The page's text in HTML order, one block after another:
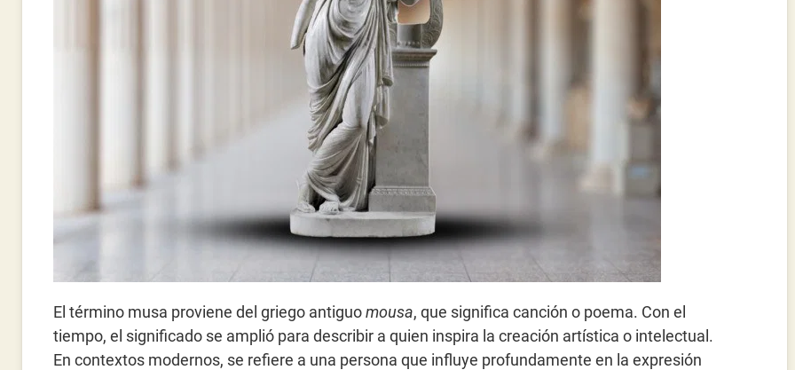
El término musa proviene del griego antiguomousa, que significa canción o poema. Con el
tiempo, el significado se amplió para describir a quien inspira la creación artística o intelectual.
En contextos modernos, se refiere a una persona que influye profundamente en la expresión